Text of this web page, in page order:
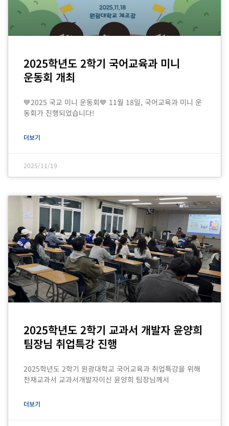
2025학년도 2학기 국어교육과 미니
운동회 개최
💙2025 국교 미니 운동회💙 11월 18일, 국어교육과 미니 운
동회가 진행되었습니다!
더보기
2025/11/19
2025학년도 2학기 교과서 개발자 윤양희
팀장님 취업특강 진행
2025학년도 2학기 원광대학교 국어교육과 취업특강을 위해
천재교과서 교과서개발자이신 윤양희 팀장님께서
더보기